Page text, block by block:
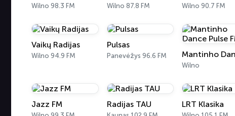
Wilno 98.3 FM Wilno 87.8 FM Wilno 90.7 FM
Vaikų Radijas
Wilno 94.9 FM
Pulsas
Panevėžys 96.6 FM
Wilno
Jazz FM Radijas TAU LRT Klasika